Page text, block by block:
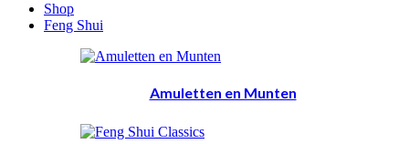
Shop
Feng Shui
Amuletten en Munten